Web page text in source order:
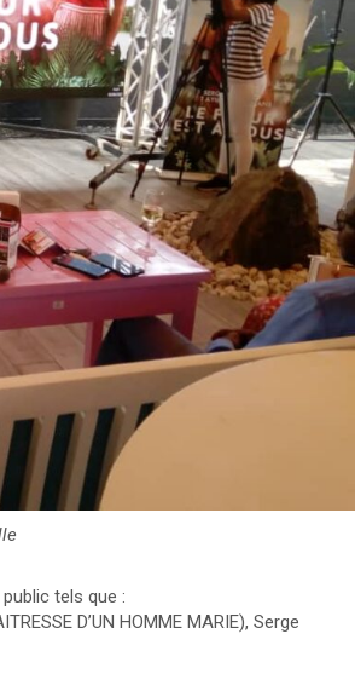
tels que :
D’UN HOMME MARIE), Serge